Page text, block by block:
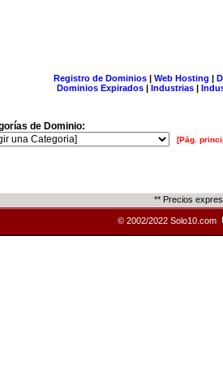
Registro de Dominios| Web Hosting |
Dominios Expirados | Industrias |
de Dominio:
[Pág.
** Precios
© 2002/2022 Solo10.com